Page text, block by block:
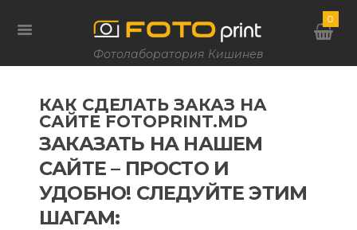
Фотолаборатория Кишинев
0
КАК СДЕЛАТЬ ЗАКАЗ НА
САЙТЕ FOTOPRINT.MD
ЗАКАЗАТЬ НА НАШЕМ
САЙТЕ – ПРОСТО И
УДОБНО! СЛЕДУЙТЕ ЭТИМ
ШАГАМ: